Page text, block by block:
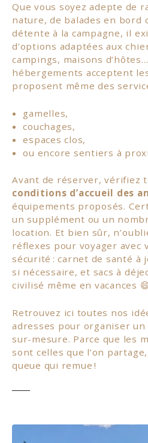
Que vous soyez adepte de
nature, de balades en bord
détente à la campagne, il
d’options adaptées aux
campings, maisons
hébergements acceptent
proposent même des
gamelles,
couchages,
espaces clos,
ou encore sentiers à
Avant de réserver, vérifiez
conditions d’accueil des
équipements proposés.
un supplément ou un
location. Et bien sûr,
réflexes pour voyager avec
sécurité : carnet de santé à
si nécessaire, et sacs à
civilisé même en vacances
Retrouvez ici toutes nos
adresses pour organiser un
sur-mesure. Parce que les
sont celles que l’on
queue qui remue !